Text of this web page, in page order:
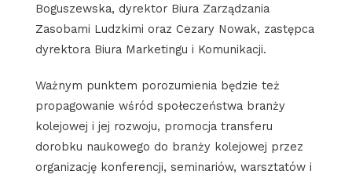
Boguszewska, dyrektor Biura Zarządzania
Zasobami Ludzkimi oraz Cezary Nowak, zastępca
dyrektora Biura Marketingu i Komunikacji.
Ważnym punktem porozumienia będzie też
propagowanie wśród społeczeństwa branży
kolejowej i jej rozwoju, promocja transferu
dorobku naukowego do branży kolejowej przez
organizację konferencji, seminariów, warsztatów i